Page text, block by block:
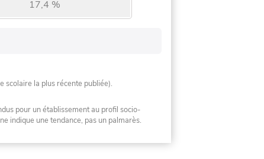
17,4 %
scolaire la plus récente publiée).
pour un établissement au profil socio-
indique une tendance, pas un palmarès.